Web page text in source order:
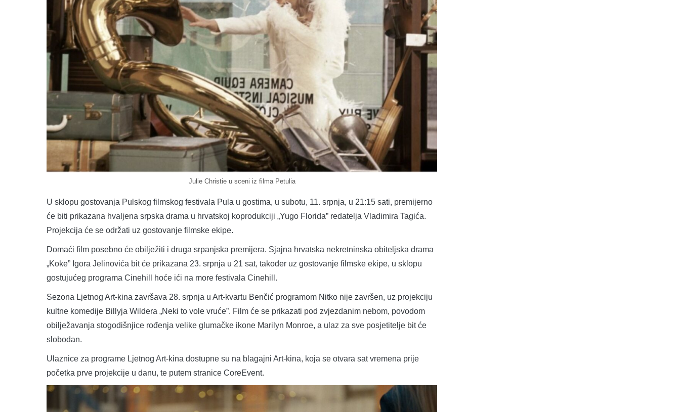
Julie Christie u sceni iz filma Petulia
U sklopu gostovanja Pulskog filmskog festivala Pula u gostima, u subotu, 11. srpnja, u 21:15 sati, premijerno
će biti prikazana hvaljena srpska drama u hrvatskoj koprodukciji „Yugo Florida” redatelja Vladimira Tagića.
Projekcija će se održati uz gostovanje filmske ekipe.
Domaći film posebno će obilježiti i druga srpanjska premijera. Sjajna hrvatska nekretninska obiteljska drama
„Koke” Igora Jelinovića bit će prikazana 23. srpnja u 21 sat, također uz gostovanje filmske ekipe, u sklopu
gostujućeg programa Cinehill hoće ići na more festivala Cinehill.
Sezona Ljetnog Art-kina završava 28. srpnja u Art-kvartu Benčić programom Nitko nije završen, uz projekciju
kultne komedije Billyja Wildera „Neki to vole vruće”. Film će se prikazati pod zvjezdanim nebom, povodom
obilježavanja stogodišnjice rođenja velike glumačke ikone Marilyn Monroe, a ulaz za sve posjetitelje bit će
slobodan.
Ulaznice za programe Ljetnog Art-kina dostupne su na blagajni Art-kina, koja se otvara sat vremena prije
početka prve projekcije u danu, te putem stranice CoreEvent.